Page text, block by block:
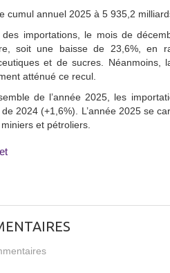
cumul annuel 2025 à 5 935,2
importations, le mois de
soit une baisse de 23,6%, en
et de sucres.
atténué ce recul.
de l’année 2025, les
2024 (+1,6%). L’année 2025 se
et pétroliers.